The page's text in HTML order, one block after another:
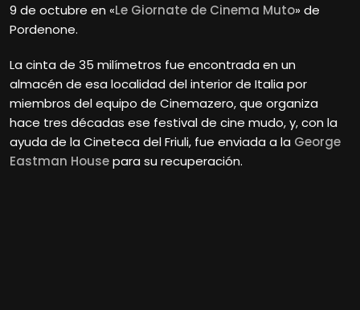
9 de octubre en «Le Giornate de Cinema Muto» de
Pordenone.
La cinta de 35 milímetros fue encontrada en un
almacén de esa localidad del interior de Italia por
miembros del equipo de Cinemazero, que organiza
hace tres décadas ese festival de cine mudo, y, con la
ayuda de la Cineteca del Friuli, fue enviada a la George
Eastman Housepara su recuperación.